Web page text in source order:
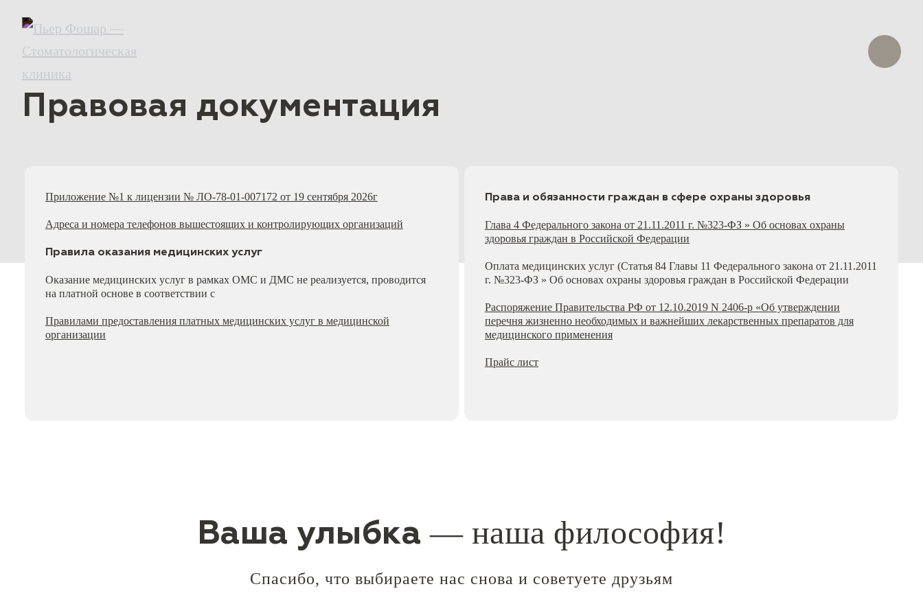
Правовая документация
Приложение №1 к лицензии № ЛО-78-01-007172 от 19 сентября 2026г
Адреса и номера телефонов вышестоящих и контролирующих организаций
Правила оказания медицинских услуг
Оказание медицинских услуг в рамках ОМС и ДМС не реализуется, проводится
на платной основе в соответствии с
Правилами предоставления платных медицинских услуг в медицинской
организации
Права и обязанности граждан в сфере охраны здоровья
Глава 4 Федерального закона от 21.11.2011 г. №323-ФЗ » Об основах охраны
здоровья граждан в Российской Федерации
Оплата медицинских услуг (Статья 84 Главы 11 Федерального закона от 21.11.2011
г. №323-ФЗ » Об основах охраны здоровья граждан в Российской Федерации
Распоряжение Правительства РФ от 12.10.2019 N 2406-р «Об утверждении
перечня жизненно необходимых и важнейших лекарственных препаратов для
медицинского применения
Прайс лист
Ваша улыбка — наша философия!
Спасибо, что выбираете нас снова и советуете друзьям